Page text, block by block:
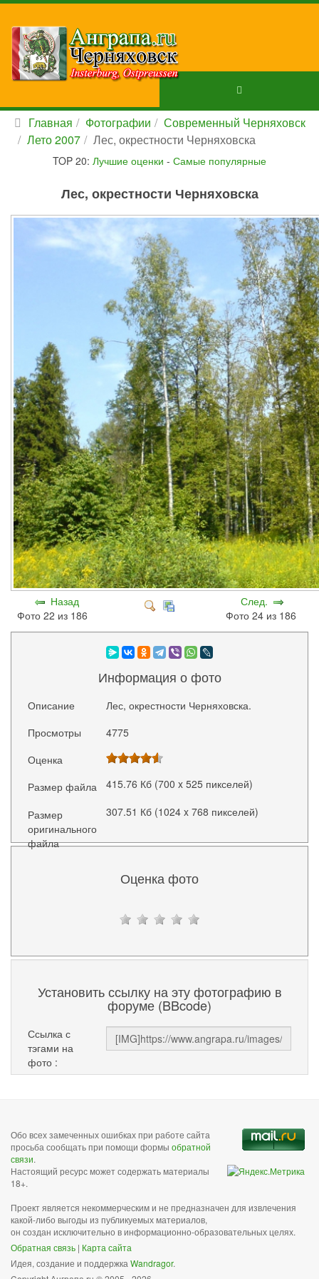
Главная Фотографии
Современный Черняховск
Лето 2007
Лес, окрестности Черняховска
TOP 20: Лучшие оценки - Самые популярные
Лес, окрестности Черняховска
Назад
Фото 22 из 186
След.
Фото 24 из 186
Информация о фото
Описание
Лес, окрестности Черняховска.
Просмотры
4775
Оценка
Размер файла
415.76 Кб (700 x 525 пикселей)
Размер
оригинального
файла
307.51 Кб (1024 x 768 пикселей)
Оценка фото
Установить ссылку на эту фотографию в
форуме (BBcode)
Ссылка с
тэгами на
фото :
Обо всех замеченных ошибках при работе сайта
просьба сообщать при помощи формы обратной
связи.
Настоящий ресурс может содержать материалы
18+.
Проект является некоммерческим и не предназначен для извлечения
какой-либо выгоды из публикуемых материалов,
он создан исключительно в информационно-образовательных целях.
Обратная связь | Карта сайта
Идея, создание и поддержка Wandragor.